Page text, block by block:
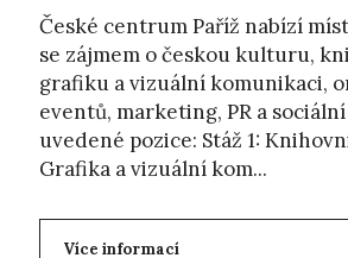
České centrum Paříž nabízí
se zájmem o českou kulturu,
grafiku a vizuální komunikaci,
eventů, marketing, PR a
uvedené pozice: Stáž 1:
Grafika a vizuální kom...
Více informací